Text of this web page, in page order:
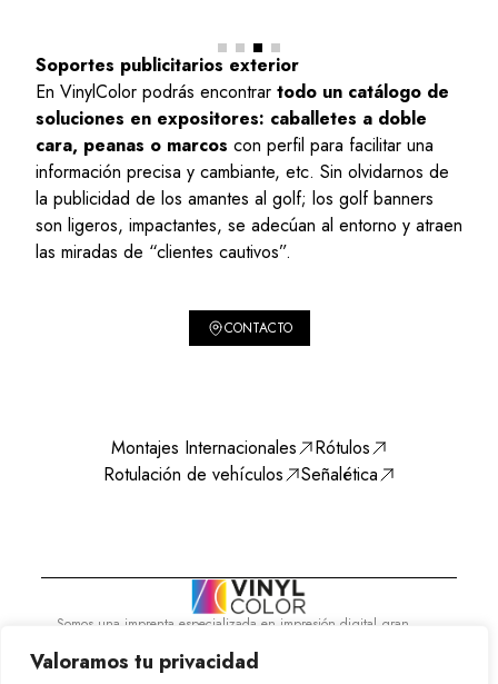
Valoramos tu privacidad
Soportes publicitarios exterior
En VinylColor podrás encontrar todo un catálogo de
soluciones en expositores: caballetes a doble
cara, peanas o marcos con perfil para facilitar una
información precisa y cambiante, etc. Sin olvidarnos de
la publicidad de los amantes al golf; los golf banners
son ligeros, impactantes, se adecúan al entorno y atraen
las miradas de “clientes cautivos”.
CONTACTO
Montajes Internacionales
Rótulos
Rotulación de vehículos
Señalética
Somos una imprenta especializada en impresión digital gran
importante y por eso necesitas a los mejores.